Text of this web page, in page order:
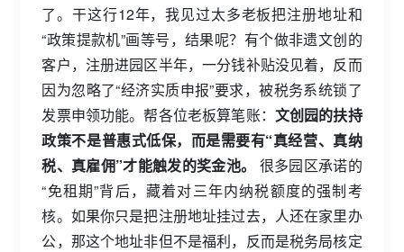
了。干这行12年，我见过太多老板把注册地址和
“政策提款机”画等号，结果呢？有个做非遗文创的
客户，注册进园区半年，一分钱补贴没见着，反而
因为忽略了“经济实质申报”要求，被税务系统锁了
发票申领功能。帮各位老板算笔账： 文创园的扶持
政策不是普惠式低保，而是需要有“真经营、真纳
税、真雇佣”才能触发的奖金池。
很多园区承诺的
“免租期”背后，藏着对三年内纳税额度的强制考
核。如果你只是把注册地址挂过去，人还在家里办
公，那这个地址非但不是福利，反而是税务局核定